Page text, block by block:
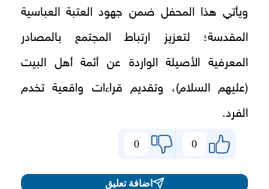
ويأتي هذا المحفل ضمن جهود العتبة العباسية
المقدسة؛ لتعزيز ارتباط المجتمع بالمصادر
المعرفية الأصيلة الواردة عن أئمة أهل البيت
(عليهم السلام)، وتقديم قراءات واقعية تخدم
الفرد.
0
0
اضافة تعليق